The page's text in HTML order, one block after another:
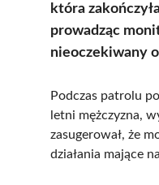
która
prowadząc
nieoczekiwany
Podczas patrolu
letni mężczyzna,
zasugerował, że
działania mające